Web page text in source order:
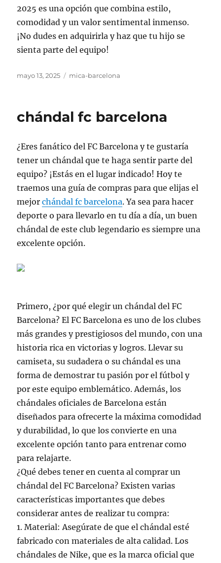
2025 es una opción que combina estilo,
comodidad y un valor sentimental inmenso.
¡No dudes en adquirirla y haz que tu hijo se
sienta parte del equipo!
Publicado
mayo 13, 2025 Categorías
mica-barcelona
chándal fc barcelona
¿Eres fanático del FC Barcelona y te gustaría
tener un chándal que te haga sentir parte del
equipo? ¡Estás en el lugar indicado! Hoy te
traemos una guía de compras para que elijas el
mejorchándal fc barcelona. Ya sea para hacer
deporte o para llevarlo en tu día a día, un buen
chándal de este club legendario es siempre una
excelente opción.
Primero, ¿por qué elegir un chándal del FC
Barcelona? El FC Barcelona es uno de los clubes
más grandes y prestigiosos del mundo, con una
historia rica en victorias y logros. Llevar su
camiseta, su sudadera o su chándal es una
forma de demostrar tu pasión por el fútbol y
por este equipo emblemático. Además, los
chándales oficiales de Barcelona están
diseñados para ofrecerte la máxima comodidad
y durabilidad, lo que los convierte en una
excelente opción tanto para entrenar como
para relajarte.
¿Qué debes tener en cuenta al comprar un
chándal del FC Barcelona? Existen varias
características importantes que debes
considerar antes de realizar tu compra:
1. Material: Asegúrate de que el chándal esté
fabricado con materiales de alta calidad. Los
chándales de Nike, que es la marca oficial que